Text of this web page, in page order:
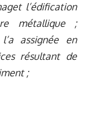
l’édification
métallique ;
assignée en
résultant de
;